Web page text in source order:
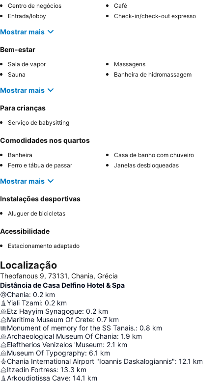
Centro de negócios
Café
Entrada/lobby
Check-in/check-out expresso
Mostrar mais
Bem-estar
Sala de vapor
Massagens
Sauna
Banheira de hidromassagem
Mostrar mais
Para crianças
Serviço de babysitting
Comodidades nos quartos
Banheira
Casa de banho com chuveiro
Ferro e tábua de passar
Janelas desbloqueadas
Mostrar mais
Instalações desportivas
Aluguer de bicicletas
Acessibilidade
Estacionamento adaptado
Localização
Theofanous 9, 73131, Chania, Grécia
Distância de Casa Delfino Hotel & Spa
Chania: 0.2 km
Yiali Tzami: 0.2 km
Etz Hayyim Synagogue: 0.2 km
Maritime Museum Of Crete: 0.7 km
Monument of memory for the SS Tanais.: 0.8 km
Archaeological Museum Of Chania: 1.9 km
Eleftherios Venizelos 'Museum: 2.1 km
Museum Of Typography: 6.1 km
Chania International Airport "Ioannis Daskalogiannis": 12.1 km
Itzedin Fortress: 13.3 km
Arkoudiotissa Cave: 14.1 km